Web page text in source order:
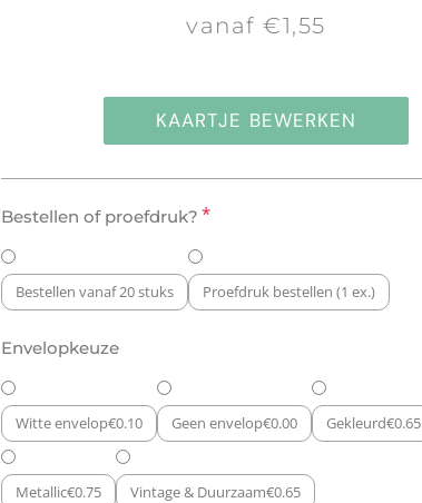
vanaf €1,55
KAARTJE BEWERKEN
Bestellen of proefdruk? *
Bestellen vanaf 20 stuks Proefdruk bestellen (1 ex.)
Envelopkeuze
Witte envelop€0.10 Geen envelop€0.00 Gekleurd€0.65
Metallic€0.75 Vintage & Duurzaam€0.65
Hipster
Spetters
aantal